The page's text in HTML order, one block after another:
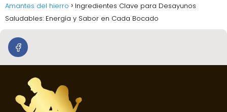
Amantes del hierro
Ingredientes Clave para Desayunos
Saludables: Energía y Sabor en Cada Bocado